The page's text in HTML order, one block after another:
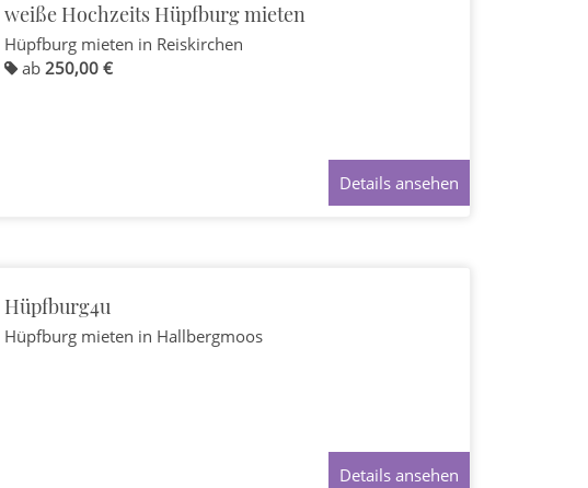
weiße Hochzeits Hüpfburg mieten
Hüpfburg mieten in Reiskirchen
ab250,00 €
Details ansehen
Hüpfburg4u
Hüpfburg mieten in Hallbergmoos
Details ansehen